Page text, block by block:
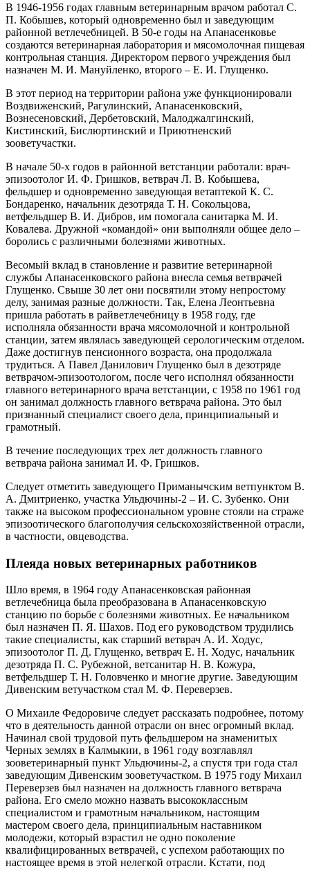
В 1946‑1956 годах главным ветеринарным врачом работал С.
П. Кобышев, который одновременно был и заведующим
районной ветлечебницей. В 50‑е годы на Апанасенковье
создаются ветеринарная лаборатория и мясомолочная пищевая
контрольная станция. Директором первого учреждения был
назначен М. И. Мануйленко, второго – ​Е. И. Глущенко.
В этот период на территории района уже функционировали
Воздвиженский, Рагулинский, Апанасенковский,
Вознесеновский, Дербетовский, Малоджалгинский,
Кистинский, Бислюртинский и Приютненский
зооветучастки.
В начале 50‑х годов в районной ветстанции работали: врач-
эпизоотолог И. Ф. Гришков, ветврач Л. В. Кобышева,
фельдшер и одновременно заведующая ветаптекой К. С.
Бондаренко, начальник дезотряда Т. Н. Сокольцова,
ветфельдшер В. И. Дибров, им помогала санитарка М. И.
Ковалева. Дружной «командой» они выполняли общее дело – ​
боролись с различными болезнями животных.
Весомый вклад в становление и развитие ветеринарной
службы Апанасенковского райо­на внесла семья ветврачей
Глущенко. Свыше 30 лет они посвятили этому непростому
делу, занимая разные должности. Так, Елена Леонтьевна
пришла работать в райветлечебницу в 1958 году, где
исполняла обязанности врача мясомолочной и конт­рольной
станции, затем являлась заведующей серологическим отделом.
Даже достигнув пенсионного возраста, она продолжала
трудиться. А Павел Данилович Глущенко был в дезотряде
ветврачом-­эпизоотологом, после чего исполнял обязанности
главного ветеринарного врача ветстанции, с 1958 по 1961 год
он занимал должность главного ветврача района. Это был
признанный специалист своего дела, принципиальный и
грамотный.
В течение последующих трех лет должность главного
ветврача района занимал И. Ф. Гришков.
Следует отметить заведующего Приманычским ветпунктом В.
А. Дмитриенко, участка Ульдючины‑2 – ​И. С. Зубенко. Они
также на высоком профессиональном уровне стояли на страже
эпизоотического благополучия сельскохозяйственной отрасли,
в частности, ​овцеводства.
Плеяда новых ветеринарных работников
Шло время, в 1964 году Апанасенковская районная
ветлечебница была преобразована в Апанасенковскую
станцию по борьбе с болезнями животных. Ее начальником
был назначен П. Я. Шахов. Под его руководством трудились
такие специалисты, как старший ветврач А. И. Ходус,
эпизоотолог П. Д. Глущенко, ветврач Е. Н. Ходус, начальник
дезотряда П. С. Рубежной, ветсанитар Н. В. Кожура,
ветфельдшер Т. Н. Головченко и многие другие. Заведующим
Дивенским ветучастком стал М. Ф. Переверзев.
О Михаиле Федоровиче следует рассказать подробнее, потому
что в деятельность данной отрасли он внес огромный вклад.
Начинал свой трудовой путь фельдшером на знаменитых
Черных землях в Калмыкии, в 1961 году возглавлял
зооветеринарный пункт Ульдючины‑2, а спустя три года стал
заведующим Дивенским зооветучастком. В 1975 году Михаил
Переверзев был назначен на должность главного ветврача
района. Его смело можно назвать высококлассным
специалистом и грамотным начальником, настоящим
мастером своего дела, принципиальным наставником
молодежи, который взрастил не одно поколение
квалифицированных ветврачей, с успехом работающих по
настоящее время в этой нелегкой отрасли. Кстати, под